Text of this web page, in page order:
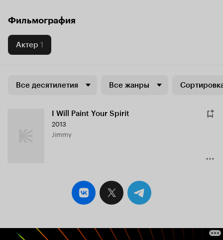
Фильмография
Актер 1
Все десятилетия Все жанры
I Will Paint Your Spirit
2013
Jimmy